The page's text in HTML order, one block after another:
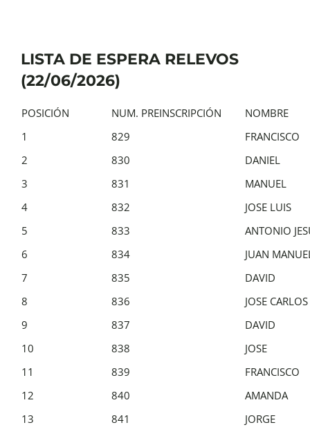
LISTA DE ESPERA RELEVOS
(22/06/2026)
POSICIÓN NUM. PREINSCRIPCIÓN
NOMBRE
1
829
FRANCISCO
2
830
DANIEL
3
831
MANUEL
4
832
JOSE LUIS
5
833
ANTONIO
6
834
JUAN
7
835
DAVID
8
836
JOSE CARLOS
9
837
DAVID
10
838
JOSE
11
839
FRANCISCO
12
840
AMANDA
13
841
JORGE